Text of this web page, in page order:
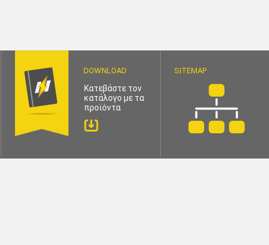
DOWNLOAD
Κατεβάστε τον
κατάλογο με τα
προϊόντα
SITEMAP